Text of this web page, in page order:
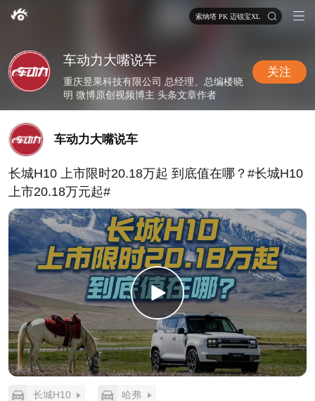
索纳塔 PK 迈锐宝XL
车动力大嘴说车
重庆昱果科技有限公司 总经理、总编楼晓
明 微博原创视频博主 头条文章作者
关注
车动力大嘴说车
长城H10 上市限时20.18万起 到底值在哪？#长城H10
上市20.18万元起#
长城H10 哈弗